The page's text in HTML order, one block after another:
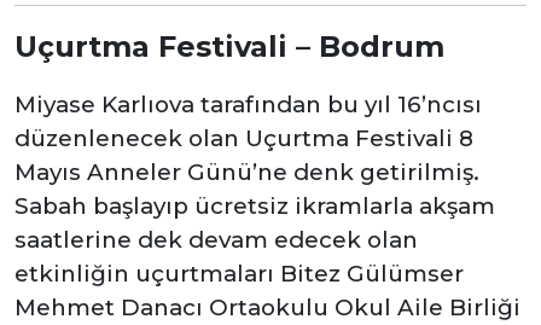
Uçurtma Festivali – Bodrum
Miyase Karlıova tarafından bu yıl 16’ncısı
düzenlenecek olan Uçurtma Festivali 8
Mayıs Anneler Günü’ne denk getirilmiş.
Sabah başlayıp ücretsiz ikramlarla akşam
saatlerine dek devam edecek olan
etkinliğin uçurtmaları Bitez Gülümser
Mehmet Danacı Ortaokulu Okul Aile Birliği